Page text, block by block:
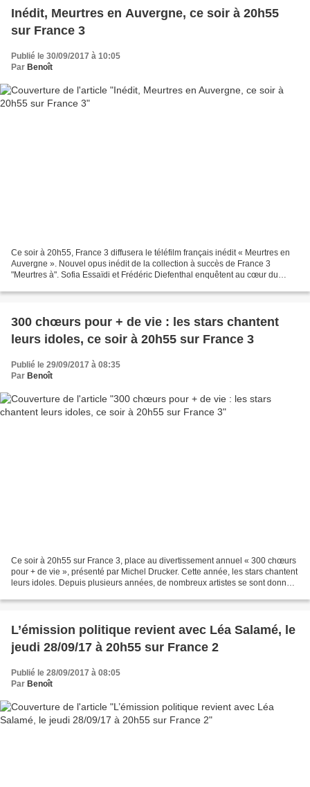
Inédit, Meurtres en Auvergne, ce soir à 20h55
sur France 3
Publié le 30/09/2017 à 10:05
Par Benoît
Ce soir à 20h55, France 3 diffusera le téléfilm français inédit « Meurtres en
Auvergne ». Nouvel opus inédit de la collection à succès de France 3
"Meurtres à". Sofia Essaïdi et Frédéric Diefenthal enquêtent au cœur du
300 chœurs pour + de vie : les stars chantent
leurs idoles, ce soir à 20h55 sur France 3
Publié le 29/09/2017 à 08:35
Par Benoît
Ce soir à 20h55 sur France 3, place au divertissement annuel « 300 chœurs
pour + de vie », présenté par Michel Drucker. Cette année, les stars chantent
leurs idoles. Depuis plusieurs années, de nombreux artistes se sont donné
L’émission politique revient avec Léa Salamé, le
jeudi 28/09/17 à 20h55 sur France 2
Publié le 28/09/2017 à 08:05
Par Benoît